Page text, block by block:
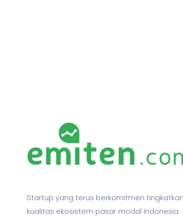
Startup yang terus berkomitmen tingkatkan
kualitas ekosistem pasar modal Indonesia